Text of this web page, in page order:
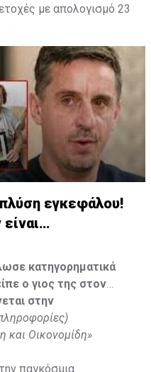
με απολογισμό 23
εγκεφάλου!
κατηγορηματικά
ο γιος της στον
στην
και Οικονομίδη»
παγκόσμια